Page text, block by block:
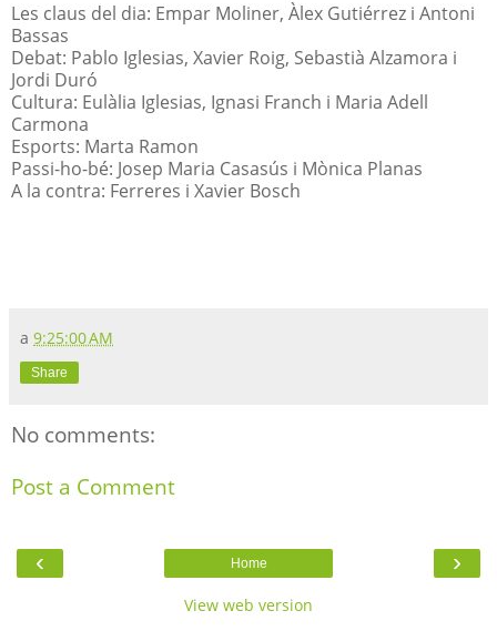
Les claus del dia: Empar Moliner, Àlex Gutiérrez i Antoni
Bassas
Debat: Pablo Iglesias, Xavier Roig, Sebastià Alzamora i
Jordi Duró
Cultura: Eulàlia Iglesias, Ignasi Franch i Maria Adell
Carmona
Esports: Marta Ramon
Passi-ho-bé: Josep Maria Casasús i Mònica Planas
A la contra: Ferreres i Xavier Bosch
a 9:25:00 AM
Share
No comments:
Post a Comment
‹ ›
Home
View web version